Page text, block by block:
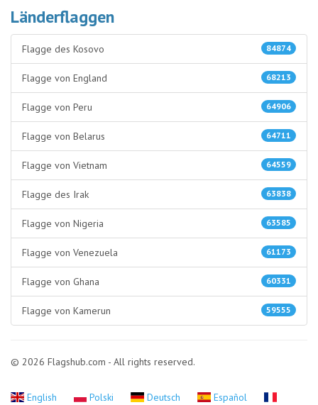
Länderflaggen
84874
Flagge des Kosovo
68213
Flagge von England
64906
Flagge von Peru
64711
Flagge von Belarus
64559
Flagge von Vietnam
63838
Flagge des Irak
63585
Flagge von Nigeria
61173
Flagge von Venezuela
60331
Flagge von Ghana
59555
Flagge von Kamerun
© 2026 Flagshub.com - All rights reserved.
English Polski Deutsch
Español